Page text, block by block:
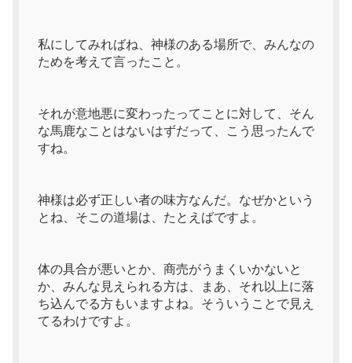
私にしてみればね、神様のある場所で、みんなの
ためを考えて言ったこと。
それが意地悪に変わったってことに対して、そん
な馬鹿なことはないはずだって、こう思ったんで
すね。
神様は必ず正しい者の味方なんだ。なぜかという
とね、そこの道場は、たとえばですよ。
体の具合が悪いとか、商売がうまくいかないと
か、みんな見えられる方は、まあ、それ以上に落
ち込んでる方もいますよね。そういうことで見え
てるわけですよ。